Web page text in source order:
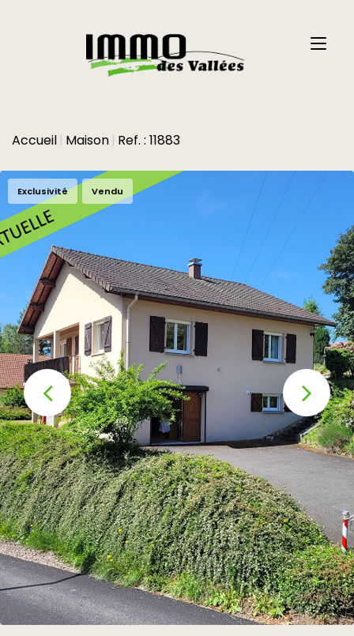
Accueil Maison Ref. : 11883
Exclusivité Vendu